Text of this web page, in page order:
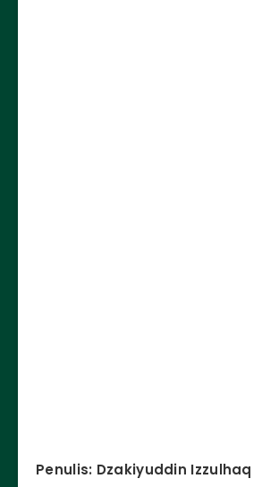
Penulis: Dzakiyuddin Izzulhaq